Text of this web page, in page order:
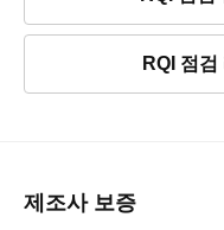
RQI 점
제조사 보증